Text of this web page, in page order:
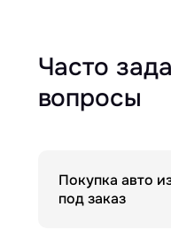
Часто
вопросы
Покупка авто
под заказ